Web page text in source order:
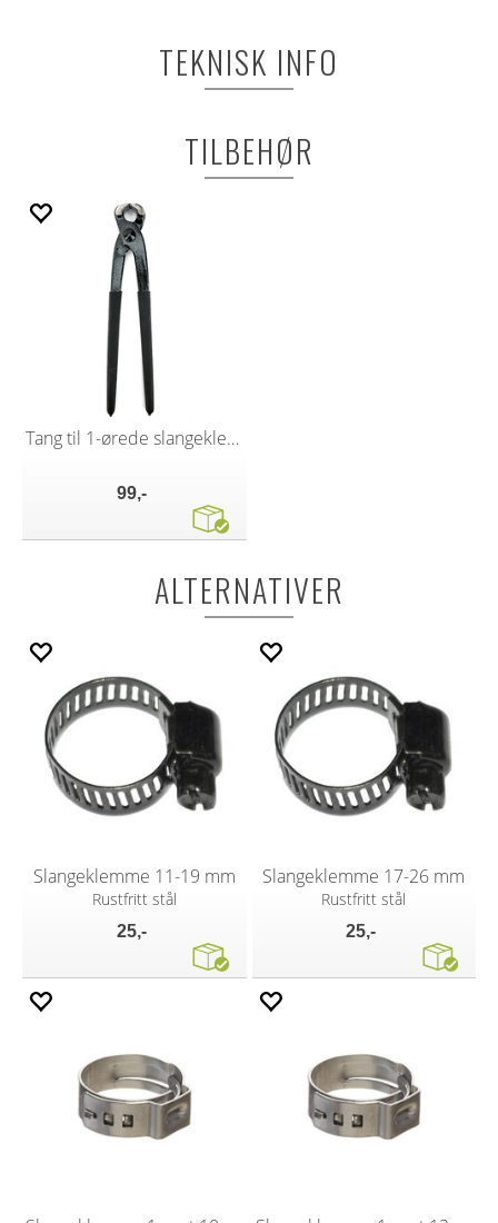
TEKNISK INFO
TILBEHØR
Tang til 1-ørede slangeklemmer
99,-
ALTERNATIVER
Slangeklemme 11-19 mm
Rustfritt stål
25,-
Slangeklemme 17-26 mm
Rustfritt stål
25,-